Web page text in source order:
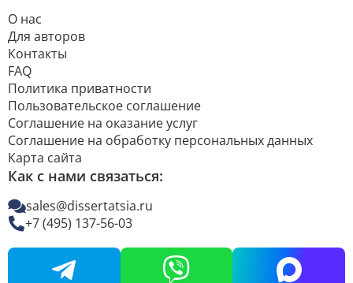
О нас
Для авторов
Контакты
FAQ
Политика приватности
Пользовательское соглашение
Соглашение на оказание услуг
Соглашение на обработку персональных данных
Карта сайта
Как с нами связаться:
sales@dissertatsia.ru
+7 (495) 137-56-03